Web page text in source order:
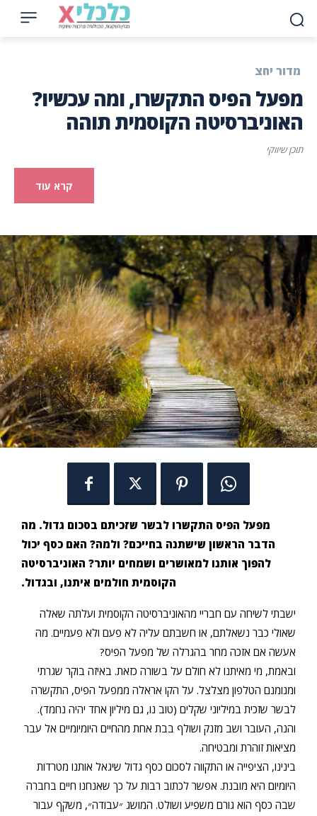
מדור יחצ
מפעל הפיס התקשרו, ומה עכשיו?
האוניברסיטה הקוסמית תוהה
תוכן שיווקי
קרא עוד
מפעל הפיס התקשרו לבשר שזכיתם בסכום גדול. מה
הדבר הראשון שישתנה בחייכם? ולמה? האם כסף יכול
להפוך אותנו למאושרים ושמחים יותר? האוניברסיטה
הקוסמית חולמים איתנו, ובגדול.
ישבתי לשיחה עם חבריי מהאוניברסיטה הקוסמית ועלתה שאלה
שאולי כבר נשאלתם, או חשבתם עליה לא פעם ולא פעמיים. מה
אעשה אם אזכה מחר בהגרלה של מפעל הפיס?
ובאמת, מי מאיתנו לא חולם על בשורה כזאת. באיזה בוקר שגרתי
ומנומנם הטלפון מצלצל. על הקו אראלה ממפעל הפיס, התקשרה
לבשר שזכית במיליוני שקלים (טוב נו, גם מיליון אחד יהיה נחמד).
והנה, העובר ושב מזנק ושולף בבת אחת מהחיים היומיומיים אל עבר
מציאות זוהרת ומבטיחה.
בינינו, הציפייה או התקווה לסכום כסף גדול שיגאל אותנו מטרדות
היומיום היא מובנת. אפשר לכתוב רבות על כך שאנחנו חיים בחברה
שבה כסף הוא גורם משפיע ושולט. המושג ״עבודה״, משקף עבור